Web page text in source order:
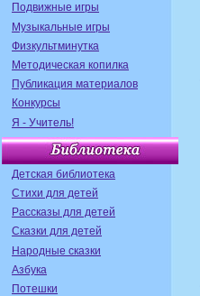
Подвижные игры
Музыкальные игры
Физкультминутка
Методическая копилка
Публикация материалов
Конкурсы
Я - Учитель!
Детская библиотека
Стихи для детей
Рассказы для детей
Сказки для детей
Народные сказки
Азбука
Потешки